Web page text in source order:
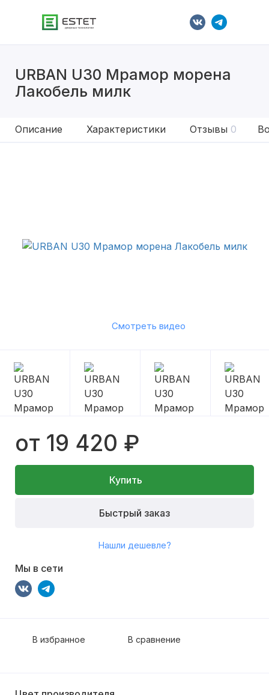
URBAN U30 Мрамор морена
Лакобель милк
Описание Характеристики Отзывы 0
Смотреть видео
от 19 420 ₽
Купить
Быстрый заказ
Нашли дешевле?
Мы в сети
В избранное В сравнение